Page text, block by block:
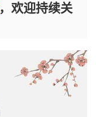
，欢迎持续关